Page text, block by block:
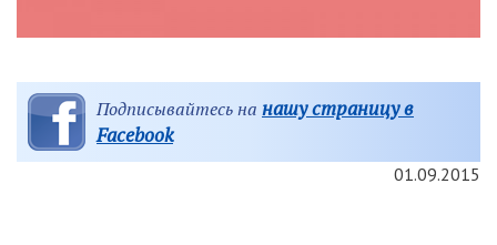
Подписывайтесь на нашу страницу в
Facebook
01.09.2015